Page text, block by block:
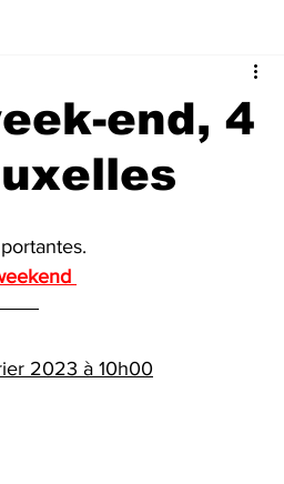
end, 4
2023 à 10h00